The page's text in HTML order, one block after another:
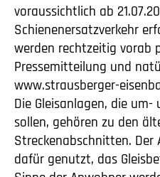
voraussichtlich ab
Schienenersatzverkehr
werden rechtzeitig vorab
Pressemitteilung und
www.strausberger-
Die Gleisanlagen, die
sollen, gehören zu den
Streckenabschnitten. Der
dafür genutzt, das